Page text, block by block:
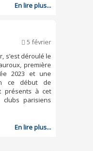
En lire plus...
5 février
s’est déroulé le
première
2023 et une
ce début de
présents à cet
clubs parisiens
En lire plus...